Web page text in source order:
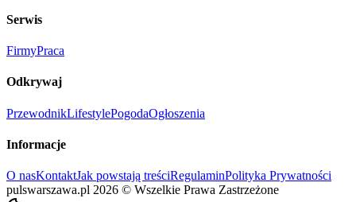
Serwis
FirmyPraca
Odkrywaj
PrzewodnikLifestylePogodaOgłoszenia
Informacje
O nasKontaktJak powstają treściRegulaminPolityka Prywatności
pulswarszawa.pl 2026 © Wszelkie Prawa Zastrzeżone